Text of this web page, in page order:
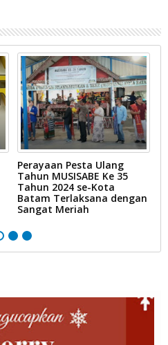
Perayaan Pesta Ulang
Tahun MUSISABE Ke 35
Tahun 2024 se-Kota
Batam Terlaksana dengan
Sangat Meriah